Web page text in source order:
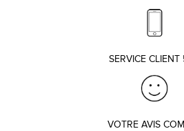
SERVICE CLIENT
VOTRE AVIS